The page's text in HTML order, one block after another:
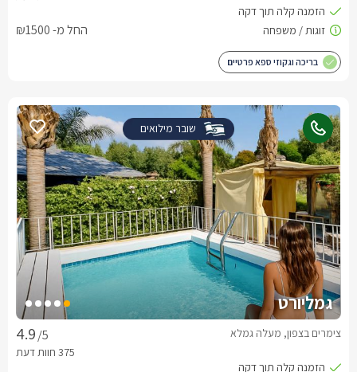
החל מ- ₪1500
בריכה וגקוזי ספא פרטיים
שובר מילואים
גמליורט
/5 צימרים בצפון, מעלה גמלא